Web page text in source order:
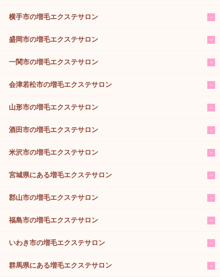
横手市の増毛エクステサロン
盛岡市の増毛エクステサロン
一関市の増毛エクステサロン
会津若松市の増毛エクステサロン
山形市の増毛エクステサロン
酒田市の増毛エクステサロン
米沢市の増毛エクステサロン
宮城県にある増毛エクステサロン
郡山市の増毛エクステサロン
福島市の増毛エクステサロン
いわき市の増毛エクステサロン
群馬県にある増毛エクステサロン